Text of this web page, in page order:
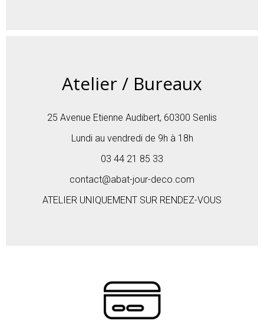
Atelier / Bureaux
25 Avenue Etienne Audibert, 60300 Senlis
Lundi au vendredi de 9h à 18h
03 44 21 85 33
contact@abat-jour-deco.com
ATELIER UNIQUEMENT SUR RENDEZ-VOUS